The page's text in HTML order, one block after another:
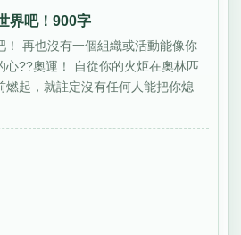
界吧！900字
！ 再也沒有一個組織或活動能像你
心??奧運！ 自從你的火炬在奧林匹
燃起，就註定沒有任何人能把你熄